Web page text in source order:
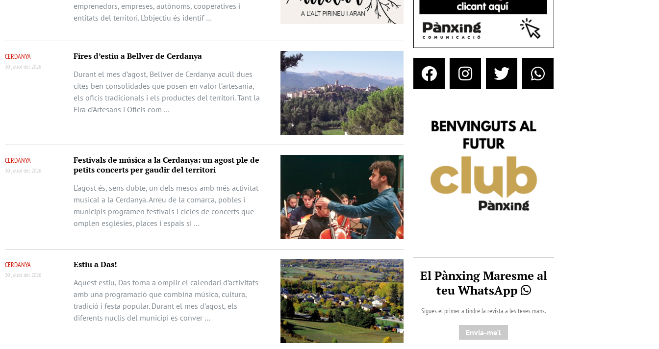
emprenedors, empreses, autònoms, cooperatives i
entitats del territori. L’objectiu és identif …
CERDANYA
30 juliol del 2026
Fires d’estiu a Bellver de Cerdanya
Durant el mes d’agost, Bellver de Cerdanya acull dues
cites ben consolidades que posen en valor l’artesania,
els oficis tradicionals i els productes del territori. Tant la
Fira d’Artesans i Oficis com …
CERDANYA
30 juliol del 2026
Festivals de música a la Cerdanya: un agost ple de
petits concerts per gaudir del territori
L’agost és, sens dubte, un dels mesos amb més activitat
musical a la Cerdanya. Arreu de la comarca, pobles i
municipis programen festivals i cicles de concerts que
omplen esglésies, places i espais si …
CERDANYA
30 juliol del 2026
Estiu a Das!
Aquest estiu, Das torna a omplir el calendari d’activitats
amb una programació que combina música, cultura,
tradició i festa popular. Durant el mes d’agost, els
diferents nuclis del municipi es conver …
El Pànxing Maresme al
teu WhatsApp
Sigues el primer a tindre la revista a les teves mans.
Envia-me'l